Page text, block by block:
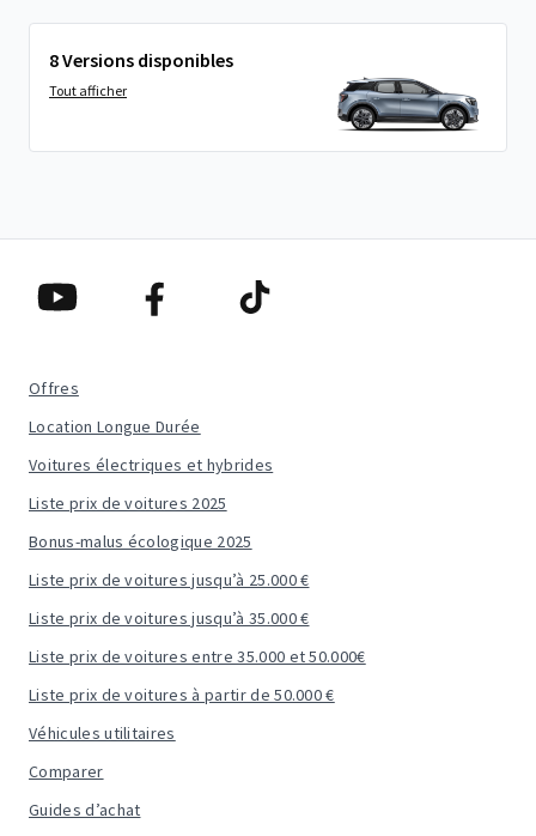
8 Versions disponibles
Tout afficher
Offres
Location Longue Durée
Voitures électriques et hybrides
Liste prix de voitures 2025
Bonus-malus écologique 2025
Liste prix de voitures jusqu’à 25.000 €
Liste prix de voitures jusqu’à 35.000 €
Liste prix de voitures entre 35.000 et 50.000€
Liste prix de voitures à partir de 50.000 €
Véhicules utilitaires
Comparer
Guides d’achat